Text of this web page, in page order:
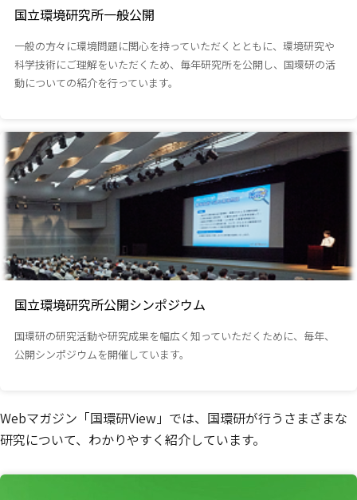
国立環境研究所一般公開
一般の方々に環境問題に関心を持っていただくとともに、環境研究や
科学技術にご理解をいただくため、毎年研究所を公開し、国環研の活
動についての紹介を行っています。
国立環境研究所公開シンポジウム
国環研の研究活動や研究成果を幅広く知っていただくために、毎年、
公開シンポジウムを開催しています。
Webマガジン「国環研View」では、国環研が行うさまざまな
研究について、わかりやすく紹介しています。